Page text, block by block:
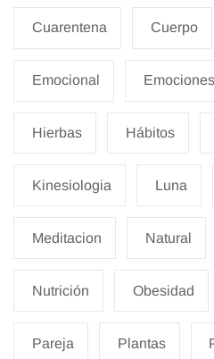
Cuarentena Cuerpo
Emocional Emociones
Hierbas Hábitos
Kinesiologia Luna
Meditacion Natural
Nutrición Obesidad
Pareja Plantas